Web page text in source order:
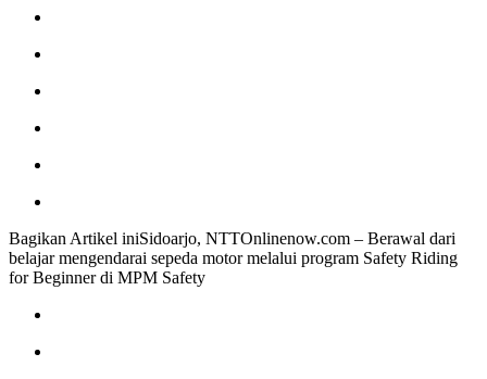
Bagikan Artikel iniSidoarjo, NTTOnlinenow.com – Berawal dari
belajar mengendarai sepeda motor melalui program Safety Riding
for Beginner di MPM Safety